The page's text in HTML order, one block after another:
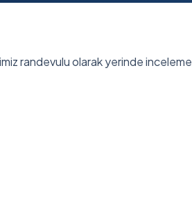
randevulu olarak yerinde inceleme